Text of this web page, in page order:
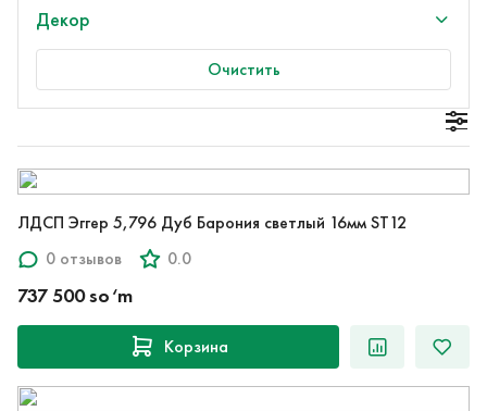
Декор
Очистить
ЛДСП Эггер 5,796 Дуб Барония светлый 16мм ST12
0 отзывов
0.0
737 500 so‘m
Корзина